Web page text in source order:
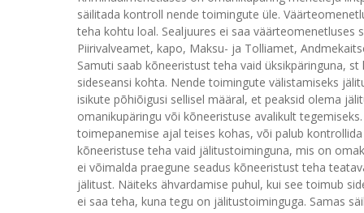
säilitada kontroll nende toimingute üle.
teha kohtu loal. Sealjuures ei saa
Piirivalveamet, kapo, Maksu- ja Tolliamet,
Samuti saab kõneeristust teha vaid üksikpäringuna,
sideseansi kohta. Nende toimingute välistamiseks
isikute põhiõigusi sellisel määral, et peaksid olema
omanikupäringu või kõneeristuse avalikult
toimepanemise ajal teises kohas, või palub
kõneeristuse teha vaid jälitustoiminguna, mis on
ei võimalda praegune seadus kõneeristust teha
jälitust. Näiteks ähvardamise puhul, kui see toimub
ei saa teha, kuna tegu on jälitustoiminguga. Samas